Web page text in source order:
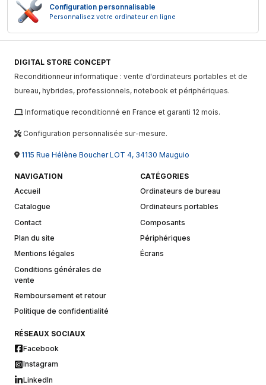
Configuration personnalisable
Personnalisez votre ordinateur en ligne
DIGITAL STORE CONCEPT
Reconditionneur informatique : vente d'ordinateurs portables et de
bureau, hybrides, professionnels, notebook et périphériques.
Informatique reconditionné en France et garanti 12 mois.
Configuration personnalisée sur-mesure.
1115 Rue Hélène Boucher LOT 4, 34130 Mauguio
NAVIGATION
Accueil
Catalogue
Contact
Plan du site
Mentions légales
Conditions générales de
vente
Remboursement et retour
Politique de confidentialité
CATÉGORIES
Ordinateurs de bureau
Ordinateurs portables
Composants
Périphériques
Écrans
RÉSEAUX SOCIAUX
Facebook
Instagram
LinkedIn